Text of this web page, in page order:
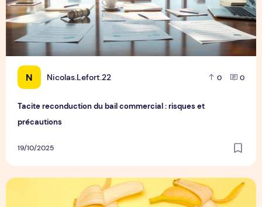
N Nicolas.Lefort.22 0 0
Tacite reconduction du bail commercial : risques et
précautions
19/10/2025
Comparatif des meilleurs sextoys : avis, tests et guide